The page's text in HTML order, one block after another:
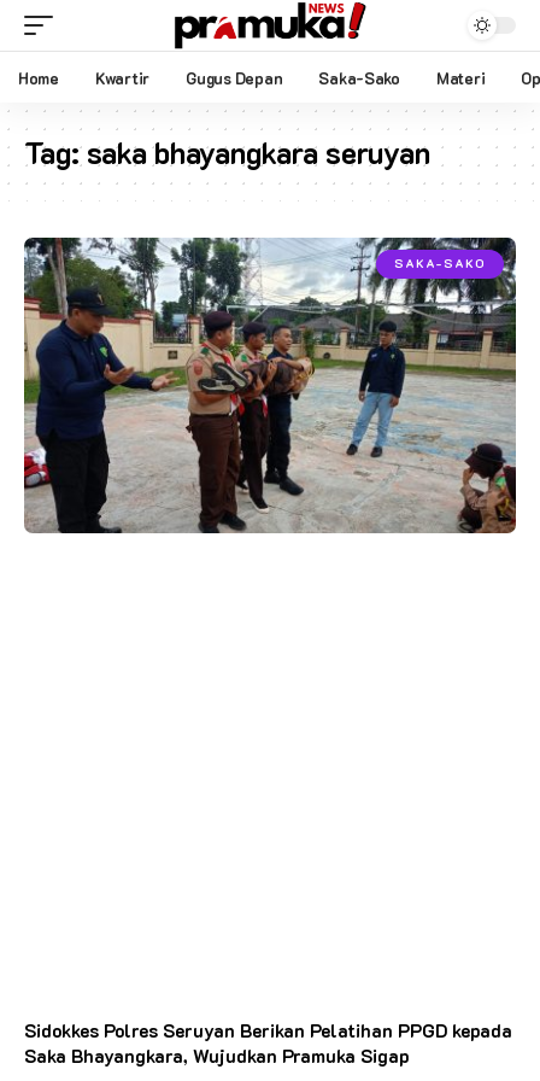
Home Kwartir Gugus Depan Saka-Sako Materi
Tag:saka bhayangkara seruyan
SAKA-SAKO
Sidokkes Polres Seruyan Berikan Pelatihan PPGD kepada
Saka Bhayangkara, Wujudkan Pramuka Sigap